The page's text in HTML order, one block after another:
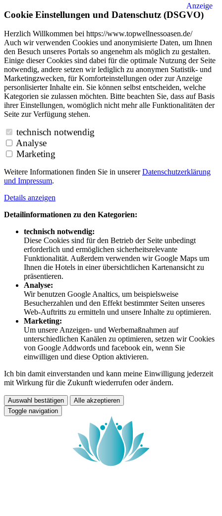
Cookie Einstellungen und Datenschutz (DSGVO)
Herzlich Willkommen bei https://www.topwellnessoasen.de/
Auch wir verwenden Cookies und anonymisierte Daten, um Ihnen
den Besuch unseres Portals so angenehm als möglich zu gestalten.
Einige dieser Cookies sind dabei für die optimale Nutzung der Seite
notwendig, andere setzen wir lediglich zu anonymen Statistik- und
Marketingzwecken, für Komforteinstellungen oder zur Anzeige
personlisierter Inhalte ein. Sie können selbst entscheiden, welche
Kategorien sie zulassen möchten. Bitte beachten Sie, dass auf Basis
ihrer Einstellungen, womöglich nicht mehr alle Funktionalitäten der
Seite zur Verfügung stehen.
technisch notwendig
Analyse
Marketing
Weitere Informationen finden Sie in unsererDatenschutzerklärung
und Impressum.
Details anzeigen
Detailinformationen zu den Kategorien:
technisch notwendig:
Diese Cookies sind für den Betrieb der Seite unbedingt
erforderlich und ermöglichen sicherheitsrelevante
Funktionalität. Außerdem verwenden wir Google Maps um
Ihnen die Hotels in einer übersichtlichen Kartenansicht zu
präsentieren.
Analyse:
Wir benutzen Google Analtics, um beispielsweise
Besucherzahlen und den Effekt bestimmter Seiten unseres
Web-Auftritts zu ermitteln und unsere Inhalte zu optimieren.
Marketing:
Um unsere Anzeigen- und Werbemaßnahmen auf
unterschiedlichen Kanälen zu optimieren, setzen wir Cookies
von Google Addwords und facebook ein, wenn Sie
einwilligen und diese Option aktivieren.
Ich bin damit einverstanden und kann meine Einwilligung jederzeit
mit Wirkung für die Zukunft wiederrufen oder ändern.
Auswahl bestätigen
Alle akzeptieren
Toggle navigation
Anzeige